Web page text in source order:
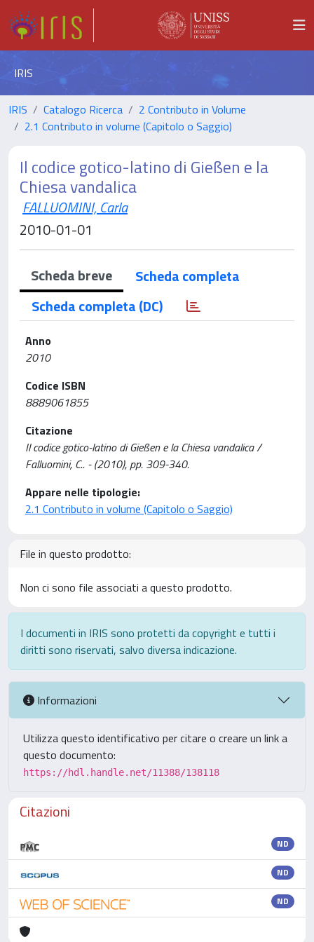
IRIS
IRIS Catalogo Ricerca
2 Contributo in Volume
2.1 Contributo in volume (Capitolo o Saggio)
Il codice gotico-latino di Gießen e la
Chiesa vandalica
FALLUOMINI, Carla
2010-01-01
Scheda breve
Scheda completa
Scheda completa (DC)
Anno
2010
Codice ISBN
8889061855
Citazione
Il codice gotico-latino di Gießen e la Chiesa vandalica /
Falluomini, C.. - (2010), pp. 309-340.
Appare nelle tipologie:
2.1 Contributo in volume (Capitolo o Saggio)
File in questo prodotto:
Non ci sono file associati a questo prodotto.
I documenti in IRIS sono protetti da copyright e tutti i
diritti sono riservati, salvo diversa indicazione.
Informazioni
Utilizza questo identificativo per citare o creare un link a
questo documento:
https://hdl.handle.net/11388/138118
Citazioni
ND
ND
ND